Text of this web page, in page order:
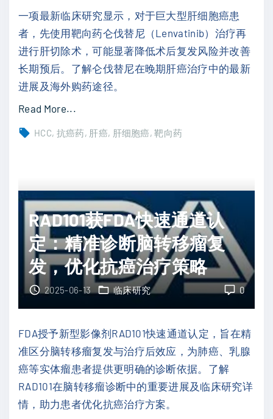
，
助
力
患
者
生
存
u
r
e
揭
示
P
I
v
e
靶
点
与
K
R
S
-
M
A
P
一项最新临床研究显示，对于巨大型肝细胞癌患
者，先使用靶向药仑伐替尼（Lenvatinib）治疗再
进行肝切除术，可能显著降低术后复发风险并改善
长期预后。了解仑伐替尼在晚期肝癌治疗中的最新
进展及海外购药途径。
Read More..."
仑
合
肝
切
除
术
期
肝
细
胞
癌
HCC 抗癌药 肝癌 肝细胞癌 靶向药
RAD101获FDA快速通道认
定：精准诊断脑转移瘤复
发，优化抗癌治疗策略
0
2025-06-13 临床研究
FDA授予新型影像剂RAD101快速通道认定，旨在精
准区分脑转移瘤复发与治疗后效应，为肺癌、乳腺
癌等实体瘤患者提供更明确的诊断依据。了解
RAD101在脑转移瘤诊断中的重要进展及临床研究详
情，助力患者优化抗癌治疗方案。